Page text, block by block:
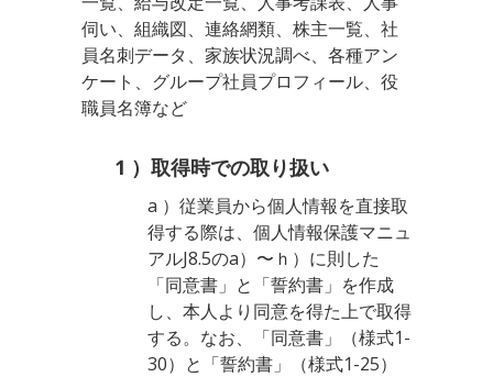
伺い、組織図、連絡網類、株主一覧、社
員名刺データ、家族状況調べ、各種アン
ケート、グループ社員プロフィール、役
職員名簿など
1 ）取得時での取り扱い
a ）従業員から個人情報を直接取
得する際は、個人情報保護マニュ
アルJ8.5のa）〜ｈ）に則した
「同意書」と「誓約書」を作成
し、本人より同意を得た上で取得
する。なお、「同意書」（様式1-
30）と「誓約書」（様式1-25）